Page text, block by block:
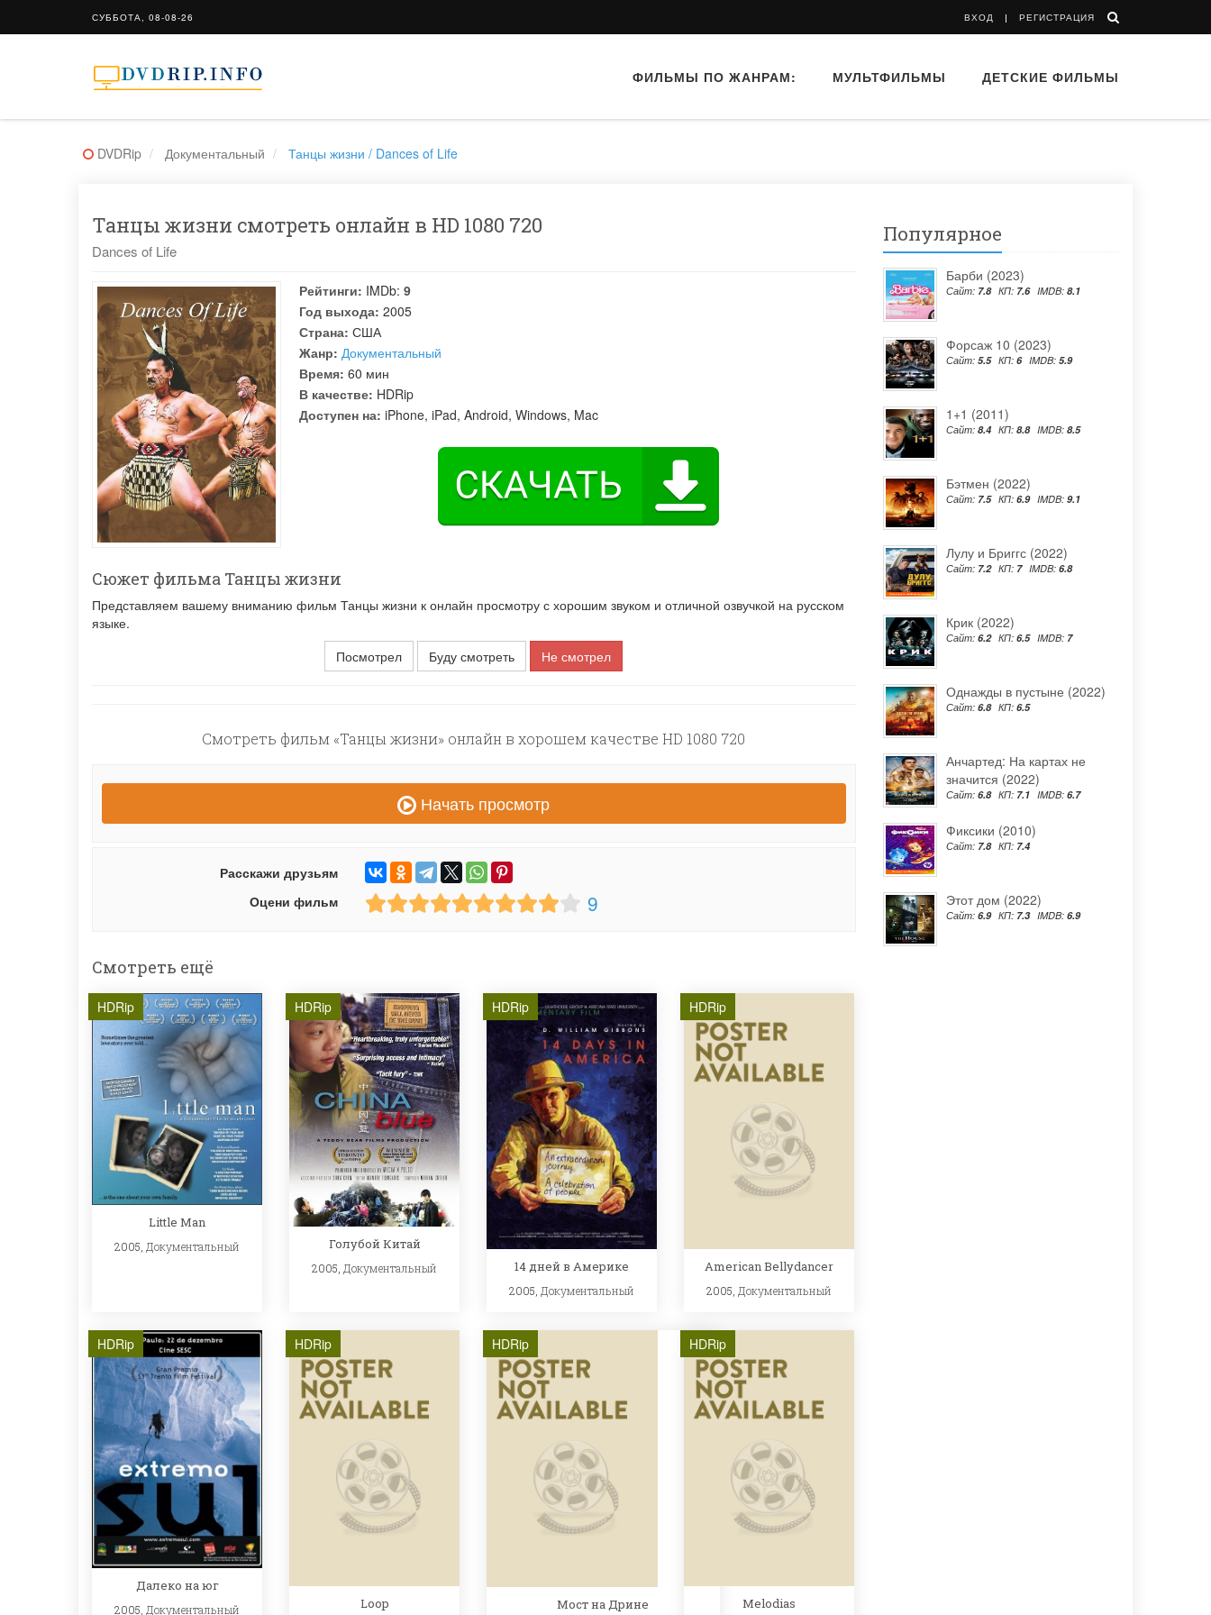
СУББОТА, 08-08-26 ВХОД РЕГИСТРАЦИЯ
ФИЛЬМЫ ПО ЖАНРАМ: МУЛЬТФИЛЬМЫ ДЕТСКИЕ ФИЛЬМЫ
DVDRip Документальный Танцы жизни / Dances of Life
Танцы жизни смотреть онлайн в HD 1080 720
Dances of Life
Рейтинги: IMDb: 9
Год выхода: 2005
Страна: США
Жанр: Документальный
Время: 60 мин
В качестве: HDRip
Доступен на: iPhone, iPad, Android, Windows, Mac
Сюжет фильма Танцы жизни
Представляем вашему вниманию фильм Танцы жизни к онлайн просмотру с хорошим звуком и отличной озвучкой на русском
языке.
Посмотрел
Буду смотреть Не смотрел
Смотреть фильм «Танцы жизни» онлайн в хорошем качестве HD 1080 720
Начать просмотр
Расскажи друзьям
Оцени фильм
9
Смотреть ещё
HDRip
Little Man
2005, Документальный
HDRip
Голубой Китай
2005, Документальный
HDRip
14 дней в Америке
2005, Документальный
HDRip
American Bellydancer
2005, Документальный
HDRip
Далеко на юг
2005, Документальный
HDRip
Loop
HDRip
Мост на Дрине
HDRip
Melodias
Популярное
Барби (2023)
Сайт: 7.8 КП: 7.6 IMDB: 8.1
Форсаж 10 (2023)
Сайт: 5.5 КП: 6 IMDB: 5.9
1+1 (2011)
Сайт: 8.4 КП: 8.8 IMDB: 8.5
Бэтмен (2022)
Сайт: 7.5 КП: 6.9 IMDB: 9.1
Лулу и Бриггс (2022)
Сайт: 7.2 КП: 7 IMDB: 6.8
Крик (2022)
Сайт: 6.2 КП: 6.5 IMDB: 7
Однажды в пустыне (2022)
Сайт: 6.8 КП: 6.5
Анчартед: На картах не
значится (2022)
Сайт: 6.8 КП: 7.1 IMDB: 6.7
Фиксики (2010)
Сайт: 7.8 КП: 7.4
Этот дом (2022)
Сайт: 6.9 КП: 7.3 IMDB: 6.9